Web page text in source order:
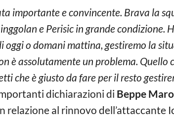
importante e convincente. Brava la
e Perisic in grande condizione.
o domani mattina, gestiremo la
è assolutamente un problema. Quello
che è giusto da fare per il resto
dichiarazioni di Beppe
relazione al rinnovo dell’attaccante